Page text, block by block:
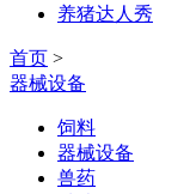
养猪达人秀
首页 >
器械设备
饲料
器械设备
兽药